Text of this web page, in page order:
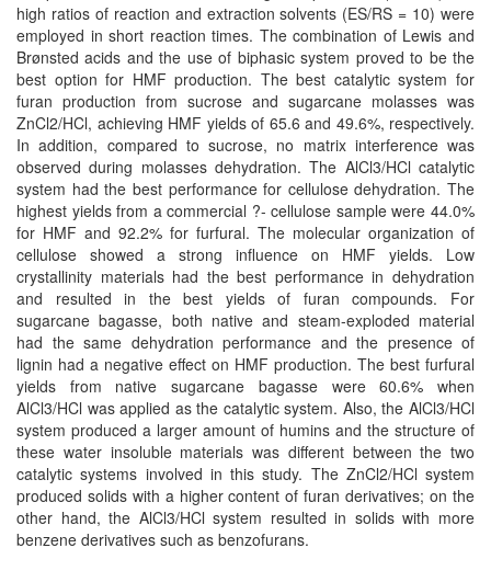
high ratios of reaction and extraction solvents (ES/RS = 10) were
employed in short reaction times. The combination of Lewis and
Brønsted acids and the use of biphasic system proved to be the
best option for HMF production. The best catalytic system for
furan production from sucrose and sugarcane molasses was
ZnCl2/HCl, achieving HMF yields of 65.6 and 49.6%, respectively.
In addition, compared to sucrose, no matrix interference was
observed during molasses dehydration. The AlCl3/HCl catalytic
system had the best performance for cellulose dehydration. The
highest yields from a commercial ?- cellulose sample were 44.0%
for HMF and 92.2% for furfural. The molecular organization of
cellulose showed a strong influence on HMF yields. Low
crystallinity materials had the best performance in dehydration
and resulted in the best yields of furan compounds. For
sugarcane bagasse, both native and steam-exploded material
had the same dehydration performance and the presence of
lignin had a negative effect on HMF production. The best furfural
yields from native sugarcane bagasse were 60.6% when
AlCl3/HCl was applied as the catalytic system. Also, the AlCl3/HCl
system produced a larger amount of humins and the structure of
these water insoluble materials was different between the two
catalytic systems involved in this study. The ZnCl2/HCl system
produced solids with a higher content of furan derivatives; on the
other hand, the AlCl3/HCl system resulted in solids with more
benzene derivatives such as benzofurans.